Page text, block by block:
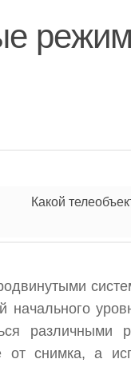
Какой
от снимка, а